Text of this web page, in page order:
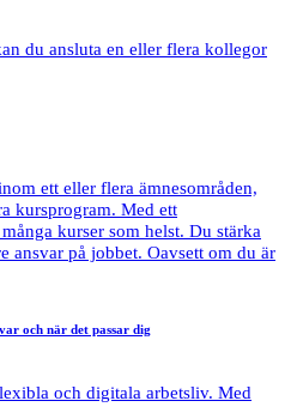
du ansluta en eller flera kollegor
ett eller flera ämnesområden,
kursprogram. Med ett
kurser som helst. Du stärka
ansvar på jobbet. Oavsett om du är
och när det passar dig
och digitala arbetsliv. Med